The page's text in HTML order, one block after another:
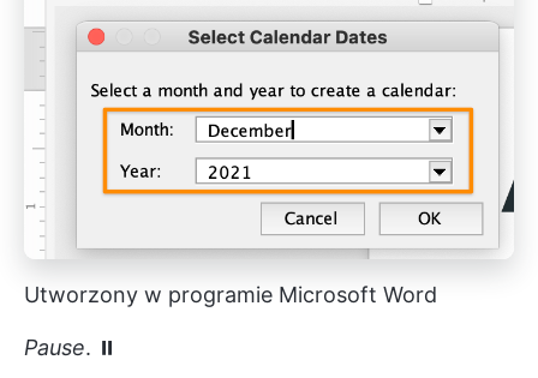
Utworzony w programie Microsoft Word
Pause. ⏸